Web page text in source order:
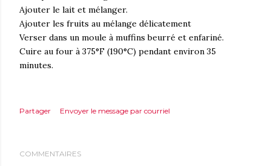
Ajouter le lait et mélanger.
Ajouter les fruits au mélange délicatement
Verser dans un moule à muffins beurré et enfariné.
Cuire au four à 375°F (190°C) pendant environ 35
minutes.
Partager Envoyer le message par courriel
COMMENTAIRES